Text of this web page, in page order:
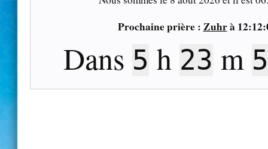
Prochaine prière : Zuhrà
Dans 5 h 23 m